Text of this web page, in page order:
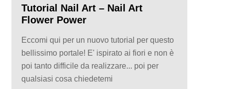
Tutorial Nail Art – Nail Art
Flower Power
Eccomi qui per un nuovo tutorial per questo
bellissimo portale! E' ispirato ai fiori e non è
poi tanto difficile da realizzare... poi per
qualsiasi cosa chiedetemi